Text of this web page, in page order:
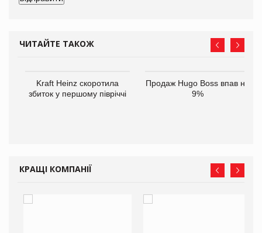
ЧИТАЙТЕ ТАКОЖ
Kraft Heinz скоротила
збиток у першому півріччі
Продаж Hugo Boss впав на
9%
КРАЩІ КОМПАНІЇ